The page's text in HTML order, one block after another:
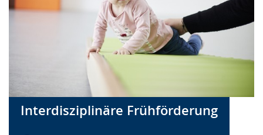
Interdisziplinäre Frühförderung